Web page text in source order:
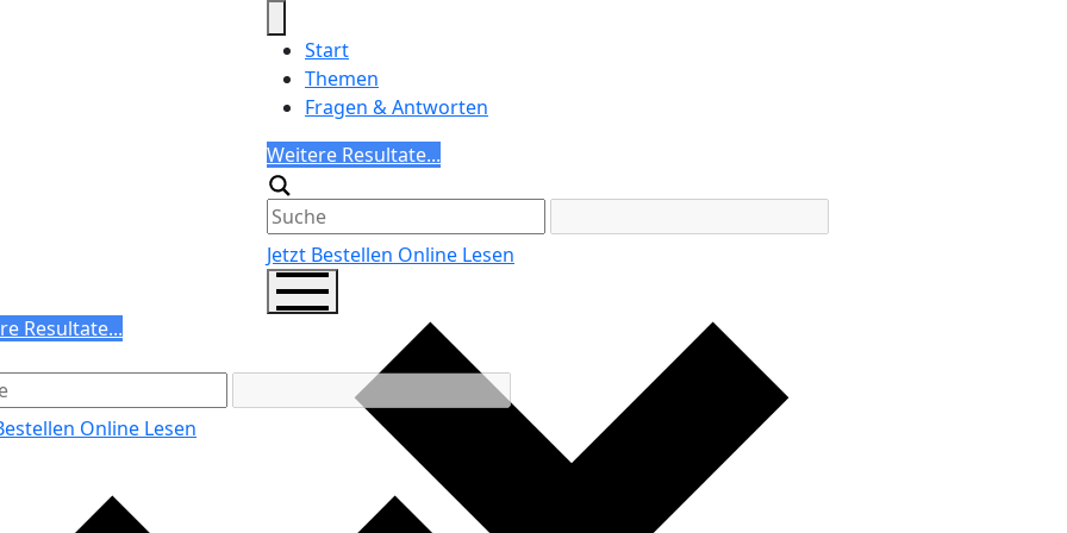
Start
Themen
Fragen & Antworten
Search
Weitere Resultate...
Generic filters
Jetzt Bestellen Online Lesen
Resultate...
filters
Online Lesen